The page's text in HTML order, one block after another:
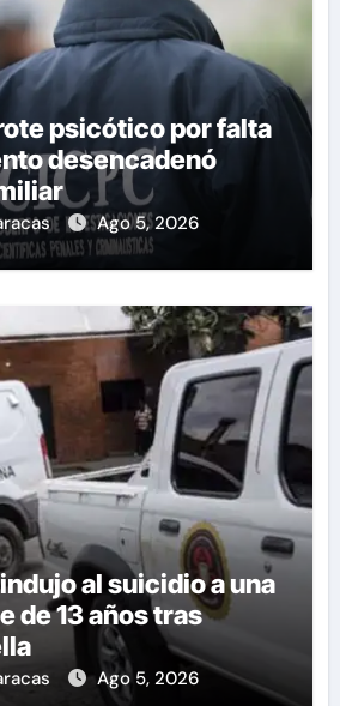
psicótico por falta
desencadenó
Ago 5, 2026
al suicidio a una
de 13 años tras
Ago 5, 2026